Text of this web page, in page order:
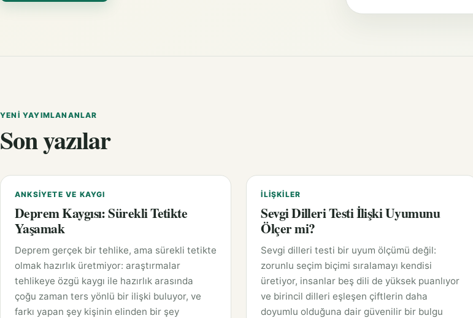
YENI YAYIMLANANLAR
Son yazılar
ANKSIYETE VE KAYGI
Deprem Kaygısı: Sürekli Tetikte
Yaşamak
Deprem gerçek bir tehlike, ama sürekli tetikte
olmak hazırlık üretmiyor: araştırmalar
tehlikeye özgü kaygı ile hazırlık arasında
çoğu zaman ters yönlü bir ilişki buluyor, ve
farkı yapan şey kişinin elinden bir şey
İLIŞKILER
Sevgi Dilleri Testi İlişki Uyumunu
Ölçer mi?
Sevgi dilleri testi bir uyum ölçümü değil:
zorunlu seçim biçimi sıralamayı kendisi
üretiyor, insanlar beş dili de yüksek puanlıyor
ve birincil dilleri eşleşen çiftlerin daha
doyumlu olduğuna dair güvenilir bir bulgu